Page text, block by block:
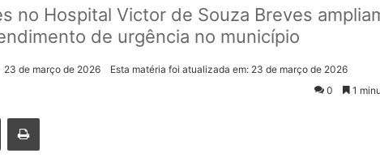
no Hospital Victor de Souza Breves
de urgência no município
23 de março de 2026
Esta matéria foi atualizada em: 23 de março de 2026
0
1